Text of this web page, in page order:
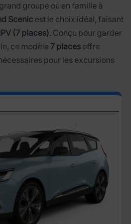
groupe ou en famille à
Scenic est le choix idéal, faisant
(7 places). Conçu pour garder
ce modèle 7 places offre
pour les excursions